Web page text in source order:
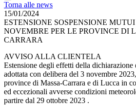
Torna alle news
15/01/2024
ESTENSIONE SOSPENSIONE
NOVEMBRE PER LE PROVINCE DI
CARRARA
AVVISO ALLA CLIENTELA
Estensione degli effetti della dichiarazione
adottata con delibera del 3 novembre
province di Massa-Carrara e di Lucca in
ed eccezionali avverse condizioni
partire dal 29 ottobre 2023 .